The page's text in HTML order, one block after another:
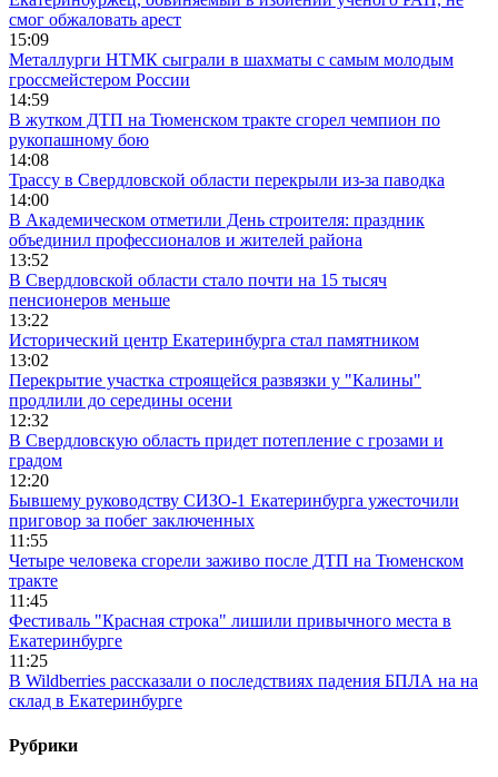
смог обжаловать арест
15:09
Металлурги НТМК сыграли в шахматы с самым молодым
гроссмейстером России
14:59
В жутком ДТП на Тюменском тракте сгорел чемпион по
рукопашному бою
14:08
Трассу в Свердловской области перекрыли из-за паводка
14:00
В Академическом отметили День строителя: праздник
объединил профессионалов и жителей района
13:52
В Свердловской области стало почти на 15 тысяч
пенсионеров меньше
13:22
Исторический центр Екатеринбурга стал памятником
13:02
Перекрытие участка строящейся развязки у "Калины"
продлили до середины осени
12:32
В Свердловскую область придет потепление с грозами и
градом
12:20
Бывшему руководству СИЗО-1 Екатеринбурга ужесточили
приговор за побег заключенных
11:55
Четыре человека сгорели заживо после ДТП на Тюменском
тракте
11:45
Фестиваль "Красная строка" лишили привычного места в
Екатеринбурге
11:25
В Wildberries рассказали о последствиях падения БПЛА на на
склад в Екатеринбурге
Рубрики